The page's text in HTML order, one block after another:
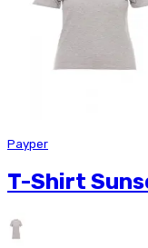
Payper
T-Shirt